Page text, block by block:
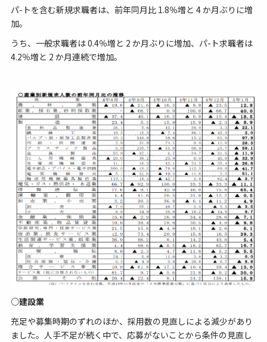
パ-トを含む新規求職者は、前年同月比 1.8％増と 4 か月ぶりに増
加。
うち、一般求職者は 0.4％増と 2 か月ぶりに増加、パ-ト求職者は
4.2％増と 2 か月連続で増加。
○建設業
充足や募集時期のずれのほか、採用数の見直しによる減少があり
ました。人手不足が続く中で、応募がないことから条件の見直し